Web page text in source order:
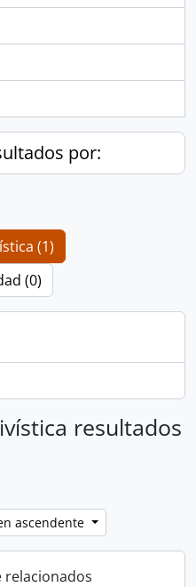
por:
(1)
(0)
resultados
ascendente